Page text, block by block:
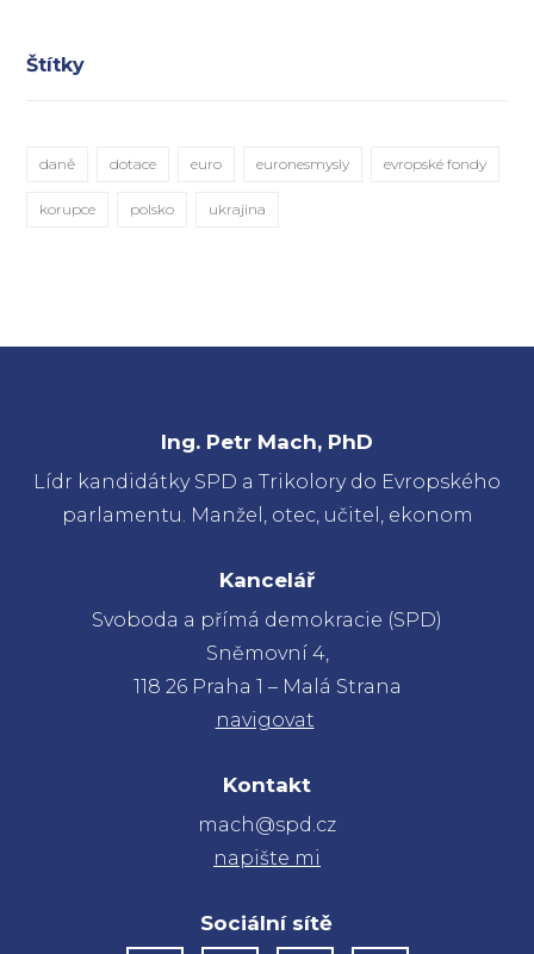
Štítky
daně dotace euro euronesmysly evropské fondy
korupce polsko ukrajina
Ing. Petr Mach, PhD
Lídr kandidátky SPD a Trikolory do Evropského
parlamentu. Manžel, otec, učitel, ekonom
Kancelář
Svoboda a přímá demokracie (SPD)
Sněmovní 4,
118 26 Praha 1 – Malá Strana
navigovat
Kontakt
mach@spd.cz
napište mi
Sociální sítě